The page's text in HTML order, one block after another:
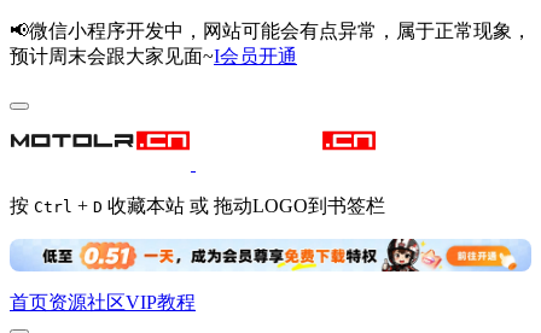
📢微信小程序开发中，网站可能会有点异常，属于正常现象，
预计周末会跟大家见面~I会员开通
按 Ctrl + D 收藏本站 或 拖动LOGO到书签栏
首页资源社区VIP教程